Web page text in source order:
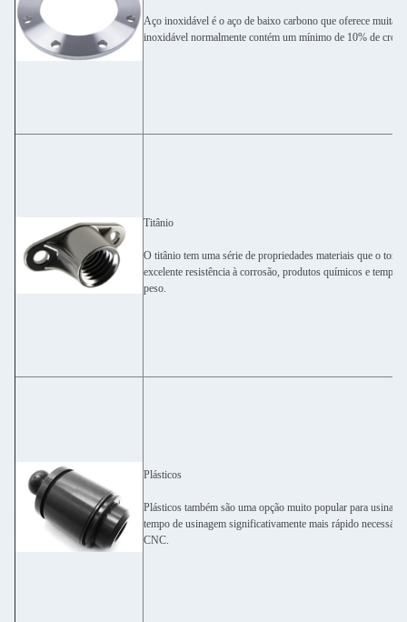
Aço inoxidável é o aço de baixo carbono que oferece muitas
inoxidável normalmente contém um mínimo de 10% de
Titânio
O titânio tem uma série de propriedades materiais que o
excelente resistência à corrosão, produtos químicos e
peso.
Plásticos
Plásticos também são uma opção muito popular para
tempo de usinagem significativamente mais rápido
CNC.